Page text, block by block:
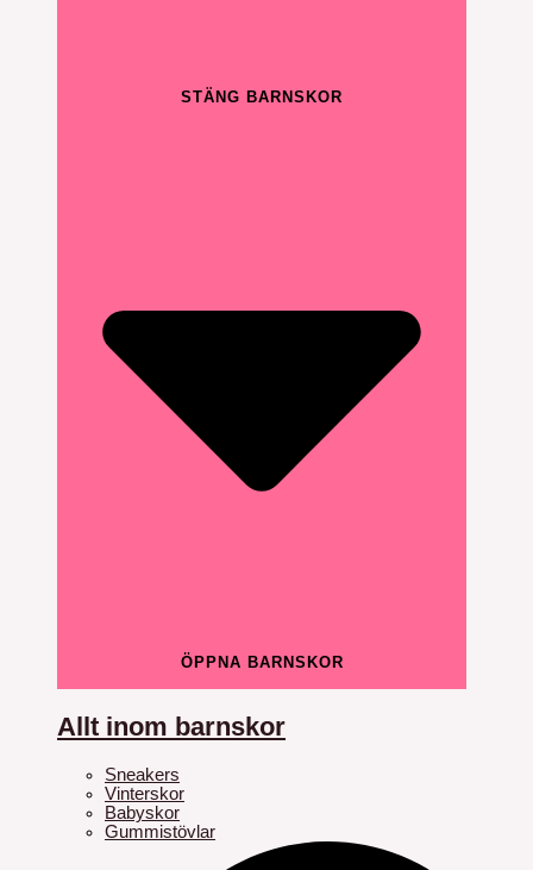
STÄNG BARNSKOR
ÖPPNA BARNSKOR
Allt inom barnskor
Sneakers
Vinterskor
Babyskor
Gummistövlar